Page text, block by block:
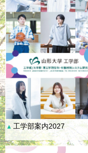
▲ 工学部案内2027